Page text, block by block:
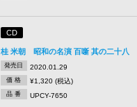
CD
桂 米朝 昭和の名演 百噺 其の二十八
発売日 2020.01.29
価 格 ¥1,320 (税込)
品 番 UPCY-7650